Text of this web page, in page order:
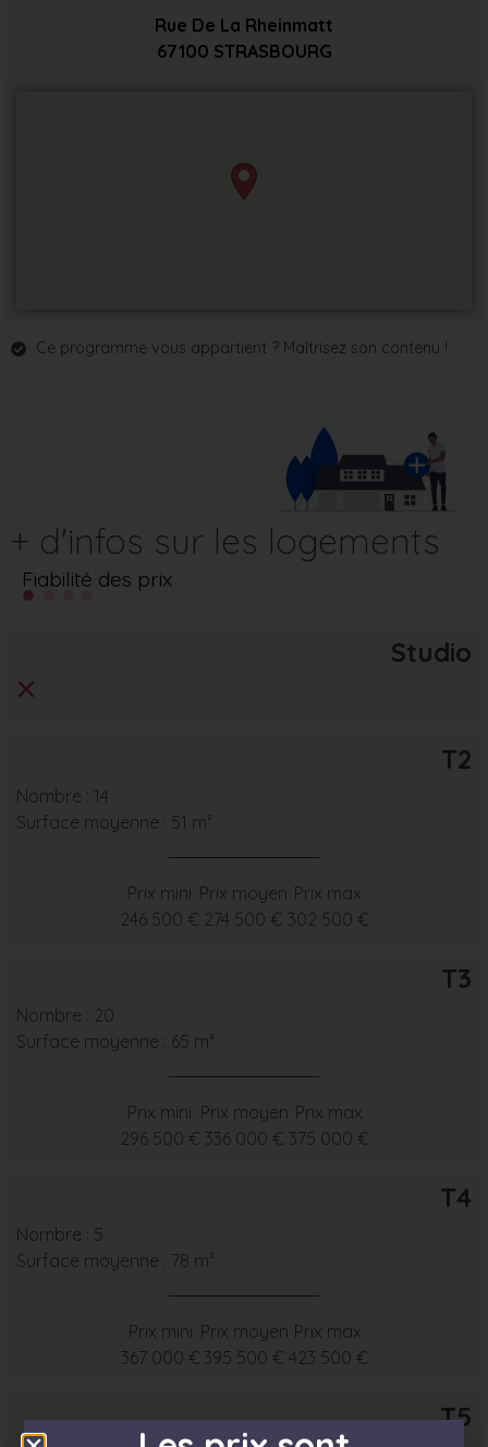
Rue De La Rheinmatt
67100 STRASBOURG
Ce programme vous appartient ? Maîtrisez son contenu !
+ d'infos sur les logements
Fiabilité des prix
Studio
T2
Nombre : 14
Surface moyenne : 51 m²
Prix mini
246 500 €
Prix moyen
274 500 €
Prix max
302 500 €
T3
Nombre : 20
Surface moyenne : 65 m²
Prix mini
296 500 €
Prix moyen
336 000 €
Prix max
375 000 €
T4
Nombre : 5
Surface moyenne : 78 m²
Prix mini
367 000 €
Prix moyen
395 500 €
Prix max
423 500 €
T5